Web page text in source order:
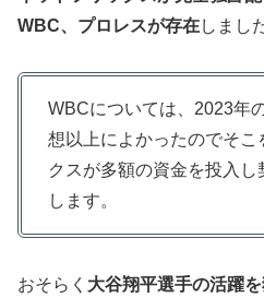
WBC、プロレスが存在しまし
WBCについては、2023年
想以上によかったのでそこ
クスが多額の資金を投入し
します。
おそらく 大谷翔平選手の活躍